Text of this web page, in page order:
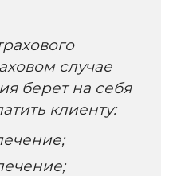
случае
берет на себя
клиенту: